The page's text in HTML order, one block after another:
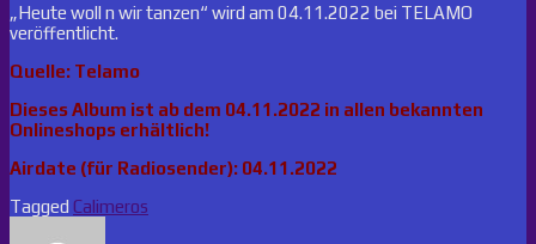
„Heute woll n wir tanzen“ wird am 04.11.2022 bei TELAMO
veröffentlicht.
Quelle: Telamo
Dieses Album ist ab dem 04.11.2022 in allen bekannten
Onlineshops erhältlich!
Airdate (für Radiosender): 04.11.2022
Tagged Calimeros